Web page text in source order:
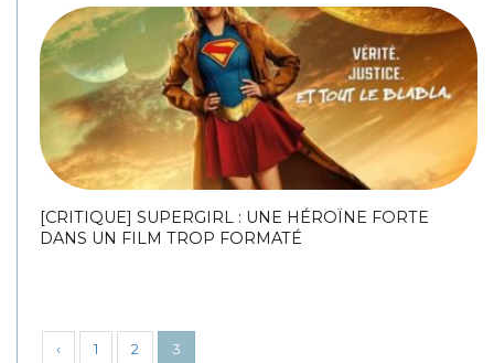
[CRITIQUE] SUPERGIRL : UNE HÉROÏNE FORTE
DANS UN FILM TROP FORMATÉ
‹ 1 2 3